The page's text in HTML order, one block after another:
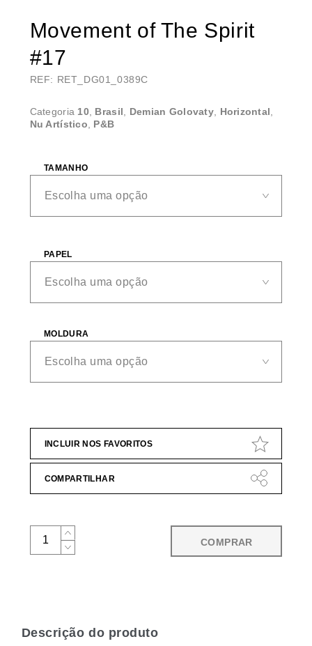
Movement of The Spirit
#17
REF: RET_DG01_0389C
Categoria 10, Brasil Demian Golovaty, Horizontal
Nu Artístico
P&B
TAMANHO
PAPEL
MOLDURA
INCLUIR NOS FAVORITOS
COMPARTILHAR
COMPRAR
Descrição do produto